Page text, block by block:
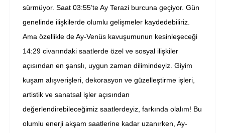
sürmüyor. Saat 03:55’te Ay Terazi burcuna geçiyor. Gün
genelinde ilişkilerde olumlu gelişmeler kaydedebiliriz.
Ama özellikle de Ay-Venüs kavuşumunun kesinleşeceği
14:29 civarındaki saatlerde özel ve sosyal ilişkiler
açısından en şanslı, uygun zaman dilimindeyiz. Giyim
kuşam alışverişleri, dekorasyon ve güzelleştirme işleri,
artistik ve sanatsal işler açısından
değerlendirebileceğimiz saatlerdeyiz, farkında olalım! Bu
olumlu enerji akşam saatlerine kadar uzanırken, Ay-